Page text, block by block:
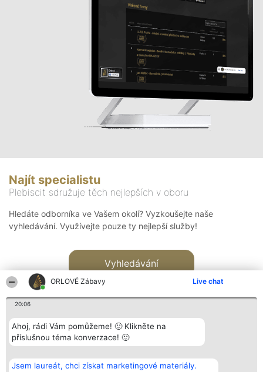
ORLOVÉ Zábavy Live chat
20:06
Ahoj, rádi Vám pomůžeme! 🙂 Klikněte na
příslušnou téma konverzace! 🙂
Jsem laureát, chci získat marketingové materiály.
Najít specialistu
Plebiscit sdružuje těch nejlepších v oboru
Hledáte odborníka ve Vašem okolí? Vyzkoušejte naše
vyhledávání. Využívejte pouze ty nejlepší služby!
Vyhledávání
Bright Side Solutions sp. z o.
o. sp. k.
Vítězové
Seznam všech
Kontakt